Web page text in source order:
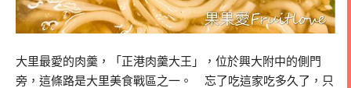
大里最愛的肉羹，「正港肉羹大王」，位於興大附中的側門
旁，這條路是大里美食戰區之一。 忘了吃這家吃多久了，只